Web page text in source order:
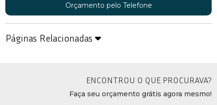
Orçamento pelo Telefone
Páginas Relacionadas
ENCONTROU O QUE PROCURAVA?
Faça seu orçamento grátis agora mesmo!